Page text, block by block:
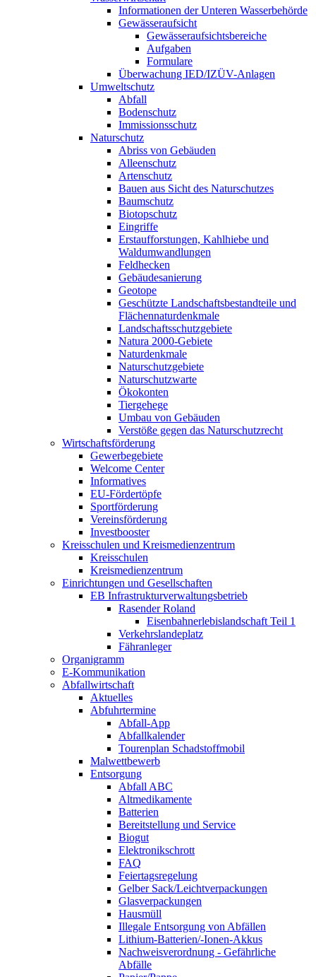
Informationen der Unteren Wasserbehörde
Gewässeraufsicht
Gewässeraufsichtsbereiche
Aufgaben
Formulare
Überwachung IED/IZÜV-Anlagen
Umweltschutz
Abfall
Bodenschutz
Immissionsschutz
Naturschutz
Abriss von Gebäuden
Alleenschutz
Artenschutz
Bauen aus Sicht des Naturschutzes
Baumschutz
Biotopschutz
Eingriffe
Erstaufforstungen, Kahlhiebe und
Waldumwandlungen
Feldhecken
Gebäudesanierung
Geotope
Geschützte Landschaftsbestandteile und
Flächennaturdenkmale
Landschaftsschutzgebiete
Natura 2000-Gebiete
Naturdenkmale
Naturschutzgebiete
Naturschutzwarte
Ökokonten
Tiergehege
Umbau von Gebäuden
Verstöße gegen das Naturschutzrecht
Wirtschaftsförderung
Gewerbegebiete
Welcome Center
Informatives
EU-Fördertöpfe
Sportförderung
Vereinsförderung
Investbooster
Kreisschulen und Kreismedienzentrum
Kreisschulen
Kreismedienzentrum
Einrichtungen und Gesellschaften
EB Infrastruktur­verwaltungsbetrieb
Rasender Roland
Eisenbahnerlebis­landschaft Teil 1
Verkehrslandeplatz
Fähranleger
Organigramm
E-Kommunikation
Abfallwirtschaft
Aktuelles
Abfuhrtermine
Abfall-App
Abfallkalender
Tourenplan Schadstoffmobil
Malwettbewerb
Entsorgung
Abfall ABC
Altmedikamente
Batterien
Bereitstellung und Service
Biogut
Elektronikschrott
FAQ
Feiertagsregelung
Gelber Sack/Leichtverpackungen
Glasverpackungen
Hausmüll
Illegale Entsorgung von Abfällen
Lithium-Batterien/-Ionen-Akkus
Nachweisverordnung - Gefährliche
Abfälle